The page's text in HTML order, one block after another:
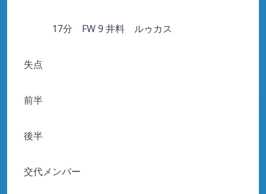
17分 FW 9 井料 ルゥカス
失点
前半
後半
交代メンバー